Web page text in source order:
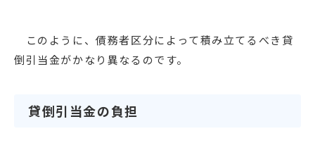
このように、債務者区分によって積み立てるべき貸
倒引当金がかなり異なるのです。
貸倒引当金の負担